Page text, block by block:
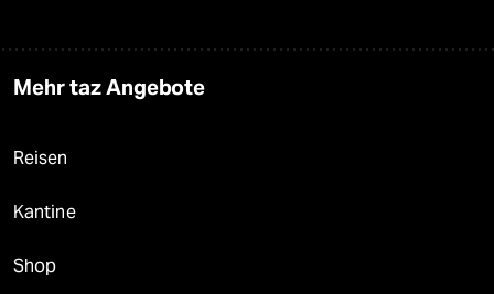
Mehr taz Angebote
Reisen
Kantine
Shop